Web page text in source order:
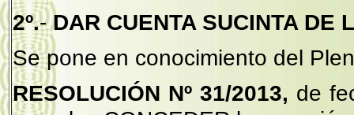
2º.-DAR CUENTA SUCINTA DE
Se pone en conocimiento del
RESOLUCIÓN Nº 31/2013, de